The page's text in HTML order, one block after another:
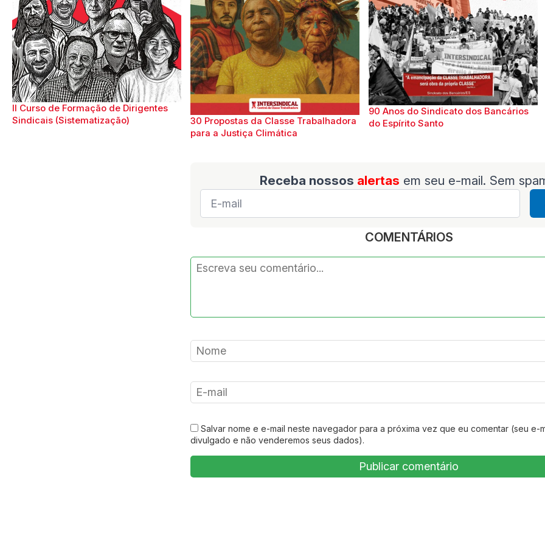
II Curso de Formação de Dirigentes
Sindicais (Sistematização)
30 Propostas da Classe Trabalhadora
para a Justiça Climática
90 Anos do Sindicato dos Bancários
do Espírito Santo
Receba nossos alertas em seu e-mail. Sem
E-
mail
COMENTÁRIOS
Salvar nome e e-mail neste navegador para a próxima vez que eu comentar (seu e-
divulgado e não venderemos seus dados).